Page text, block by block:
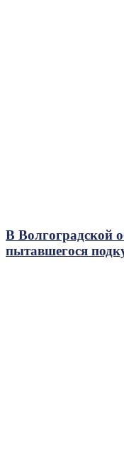
В Волгоградской
пытавшегося